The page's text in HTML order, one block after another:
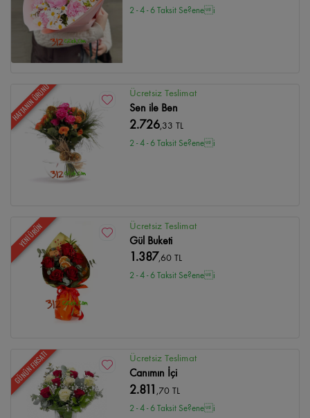
2 - 4 - 6 Taksit Se?enei
HAFTANIN ÜRÜNÜ Ücretsiz Teslimat
Sen ile Ben
2.726,33 TL
2 - 4 - 6 Taksit Se?enei
YENİ ÜRÜN Ücretsiz Teslimat
Gül Buketi
1.387,60 TL
2 - 4 - 6 Taksit Se?enei
GÜNÜN FIRSATI Ücretsiz Teslimat
Canımın İçi
2.811 ,70 TL
2 - 4 - 6 Taksit Se?enei